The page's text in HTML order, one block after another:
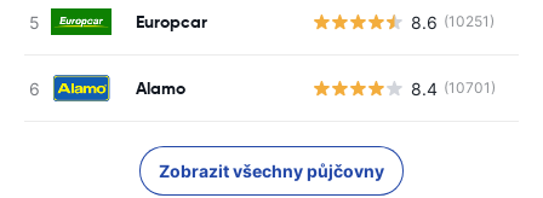
Europcar 8.6 (10251)
Alamo 8.4 (10701)
Zobrazit všechny půjčovny